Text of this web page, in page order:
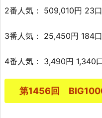
2番人気： 509,010円 23
3番人気： 25,450円 184
4番人気： 3,490円 1,340
第1456回